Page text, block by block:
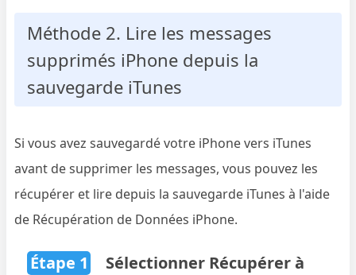
Méthode 2. Lire les messages
supprimés iPhone depuis la
sauvegarde iTunes
Si vous avez sauvegardé votre iPhone vers iTunes
avant de supprimer les messages, vous pouvez les
récupérer et lire depuis la sauvegarde iTunes à l'aide
de Récupération de Données iPhone.
Étape 1
Sélectionner Récupérer à